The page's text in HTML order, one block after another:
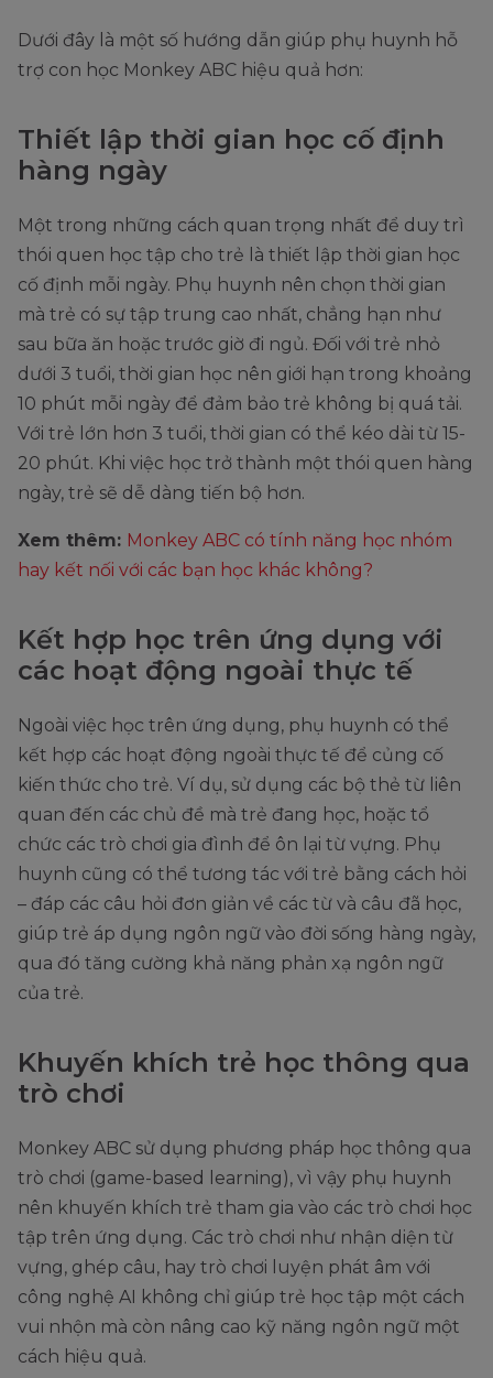
Dưới đây là một số hướng dẫn giúp phụ huynh hỗ
trợ con học Monkey ABC hiệu quả hơn:
Thiết lập thời gian học cố định
hàng ngày
Một trong những cách quan trọng nhất để duy trì
thói quen học tập cho trẻ là thiết lập thời gian học
cố định mỗi ngày. Phụ huynh nên chọn thời gian
mà trẻ có sự tập trung cao nhất, chẳng hạn như
sau bữa ăn hoặc trước giờ đi ngủ. Đối với trẻ nhỏ
dưới 3 tuổi, thời gian học nên giới hạn trong khoảng
10 phút mỗi ngày để đảm bảo trẻ không bị quá tải.
Với trẻ lớn hơn 3 tuổi, thời gian có thể kéo dài từ 15-
20 phút. Khi việc học trở thành một thói quen hàng
ngày, trẻ sẽ dễ dàng tiến bộ hơn.
Xem thêm: Monkey ABC có tính năng học nhóm
hay kết nối với các bạn học khác không?
Kết hợp học trên ứng dụng với
các hoạt động ngoài thực tế
Ngoài việc học trên ứng dụng, phụ huynh có thể
kết hợp các hoạt động ngoài thực tế để củng cố
kiến thức cho trẻ. Ví dụ, sử dụng các bộ thẻ từ liên
quan đến các chủ đề mà trẻ đang học, hoặc tổ
chức các trò chơi gia đình để ôn lại từ vựng. Phụ
huynh cũng có thể tương tác với trẻ bằng cách hỏi
– đáp các câu hỏi đơn giản về các từ và câu đã học,
giúp trẻ áp dụng ngôn ngữ vào đời sống hàng ngày,
qua đó tăng cường khả năng phản xạ ngôn ngữ
của trẻ.
Khuyến khích trẻ học thông qua
trò chơi
Monkey ABC sử dụng phương pháp học thông qua
trò chơi (game-based learning), vì vậy phụ huynh
nên khuyến khích trẻ tham gia vào các trò chơi học
tập trên ứng dụng. Các trò chơi như nhận diện từ
vựng, ghép câu, hay trò chơi luyện phát âm với
công nghệ AI không chỉ giúp trẻ học tập một cách
vui nhộn mà còn nâng cao kỹ năng ngôn ngữ một
cách hiệu quả.